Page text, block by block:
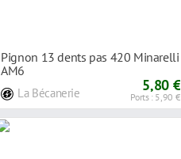
Pignon 13 dents pas 420 Minarelli
AM6
La Bécanerie 5,80 €
Ports : 5,90 €